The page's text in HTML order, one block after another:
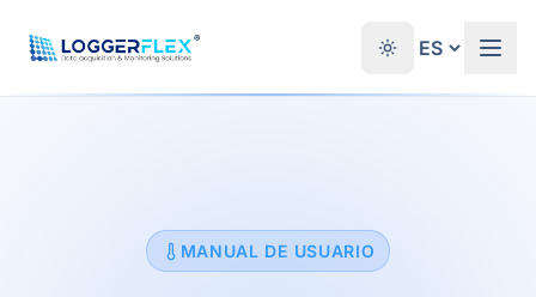
®
MANUAL DE USUARIO